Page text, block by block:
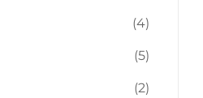
(4)
(5)
(2)